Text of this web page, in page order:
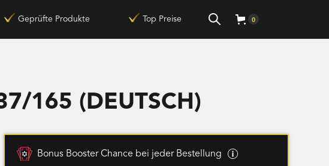
Geprüfte Produkte Top Preise 0
165 (DEUTSCH)
Bonus Booster Chance bei jeder Bestellung